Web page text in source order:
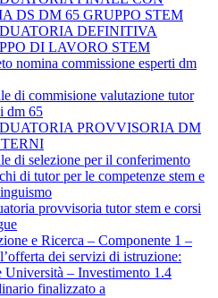
DS DM 65 GRUPPO STEM
DEFINITIVA
DI LAVORO STEM
nomina commissione esperti dm
di commisione valutazione tutor
dm 65
PROVVISORIA DM
di selezione per il conferimento
di tutor per le competenze stem e
provvisoria tutor stem e corsi
e Ricerca – Componente 1 –
dei servizi di istruzione:
– Investimento 1.4
finalizzato a